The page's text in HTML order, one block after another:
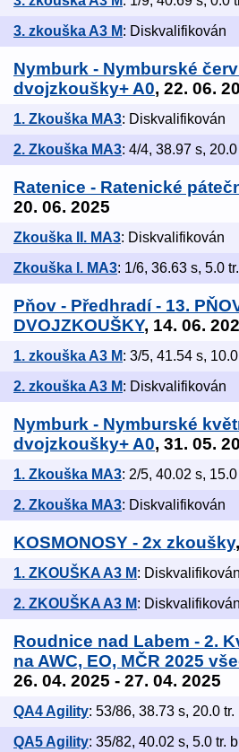
3. zkouška A3 M: Diskvalifikován
Nymburk - Nymburské
dvojzkoušky+ A0, 22. 06.
1. Zkouška MA3: Diskvalifikován
2. Zkouška MA3: 4/4, 38.97 s,
Ratenice - Ratenické
20. 06. 2025
Zkouška II. MA3: Diskvalifikován
Zkouška I. MA3: 1/6, 36.63 s, 5.0
Pňov - Předhradí - 13.
DVOJZKOUŠKY, 14. 06.
1. zkouška A3 M: 3/5, 41.54 s,
2. zkouška A3 M: Diskvalifikován
Nymburk - Nymburské
dvojzkoušky+ A0, 31. 05.
1. Zkouška MA3: 2/5, 40.02 s,
2. Zkouška MA3: Diskvalifikován
KOSMONOSY - 2x zkoušky
1. ZKOUŠKA A3 M: Diskvalifikován
2. ZKOUŠKA A3 M: Diskvalifikován
Roudnice nad Labem - 2.
na AWC, EO, MČR 2025
26. 04. 2025 - 27. 04. 2025
QA4 Agility: 53/86, 38.73 s, 20.0 tr.
QA5 Agility: 35/82, 40.02 s, 5.0 tr.